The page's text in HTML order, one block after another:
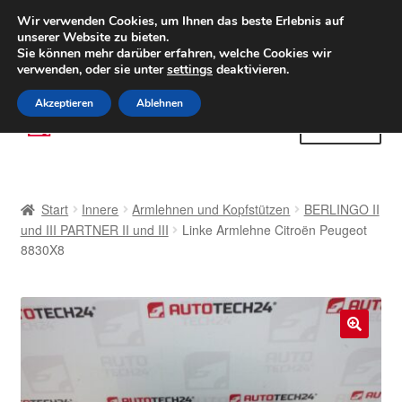
LIEFERUNG ab 6 EUR
Weltweiter Versand
(800) 500 564Mo-Fr 9-16 Uhr
Zur
Navigation
Zum
Inhalt
AGB
Beschwerdeordnung
Start Innere Armlehnen und Kopfstützen
BERLINGO II
und III PARTNER II und III
Linke Armlehne Citroën Peugeot
8830X8
Wir verwenden Cookies, um Ihnen das beste Erlebnis auf
unserer Website zu bieten.
Sie können mehr darüber erfahren, welche Cookies wir
verwenden, oder sie untersettings deaktivieren.
Akzeptieren Ablehnen